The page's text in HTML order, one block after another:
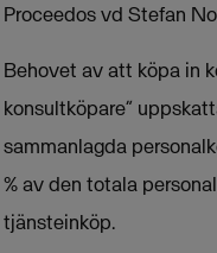
Proceedos vd Stefan
Behovet av att köpa in
konsultköpare”
sammanlagda
% av den totala
tjänsteinköp.